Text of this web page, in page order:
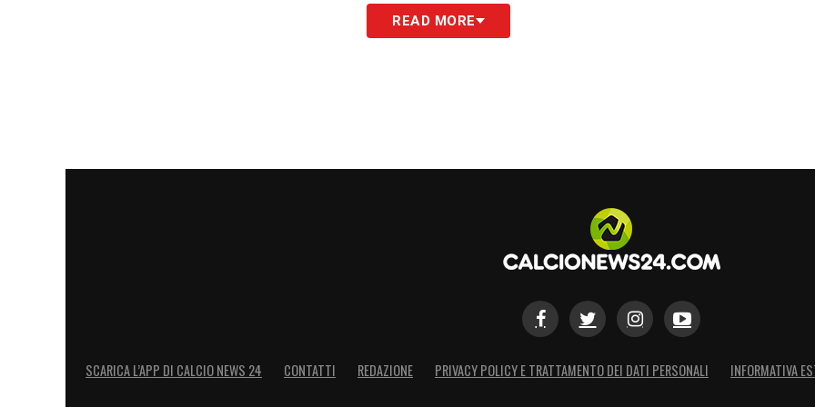
LA PLAYLIST DELLE NOSTRE TOP NEWS
READ MORE
SCARICA L’APP DI CALCIO NEWS 24 CONTATTI REDAZIONE PRIVACY POLICY E TRATTAMENTO DEI DATI PERSONALI INFORMATIVA